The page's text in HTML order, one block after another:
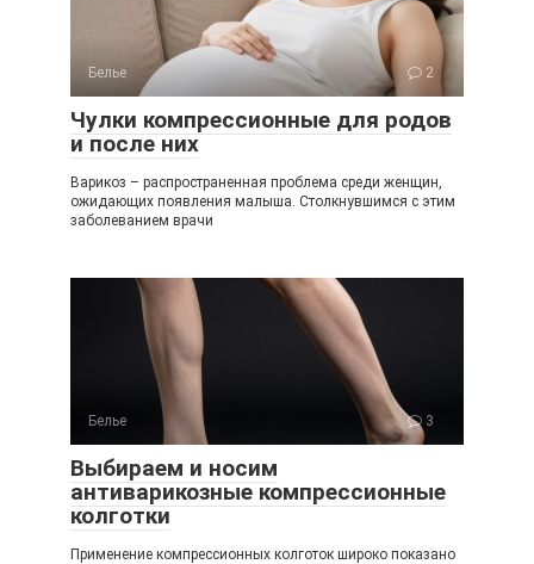
Белье 2
Чулки компрессионные для родов
и после них
Варикоз – распространенная проблема среди женщин,
ожидающих появления малыша. Столкнувшимся с этим
заболеванием врачи
Белье 3
Выбираем и носим
антиварикозные компрессионные
колготки
Применение компрессионных колготок широко показано